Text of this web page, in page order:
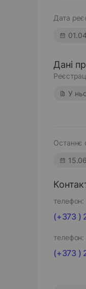
Дата
Дані
У
Останнє
телефон:
(+373 )
телефон:
(+373 )